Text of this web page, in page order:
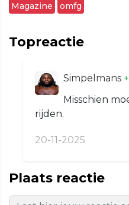
Magazine omfg
Topreactie
Simpelmans
Misschien
rijden.
20-11-2025
Plaats reactie